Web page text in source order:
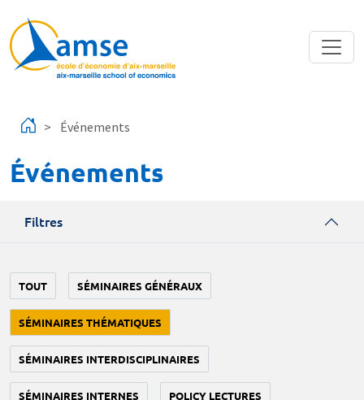
Événements
Événements
Filtres
TOUT SÉMINAIRES GÉNÉRAUX
SÉMINAIRES THÉMATIQUES
SÉMINAIRES INTERDISCIPLINAIRES
SÉMINAIRES INTERNES POLICY LECTURES